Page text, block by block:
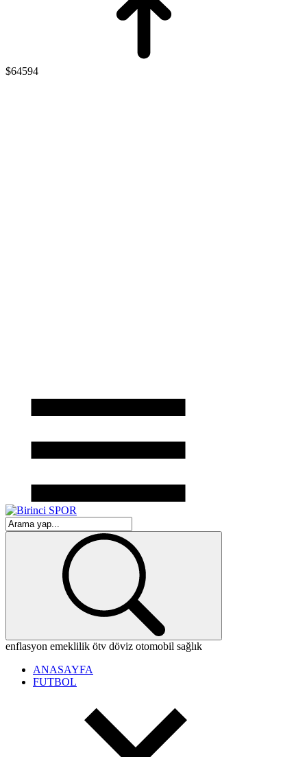
$64594
enflasyon emeklilik ötv döviz otomobil sağlık
ANASAYFA
FUTBOL